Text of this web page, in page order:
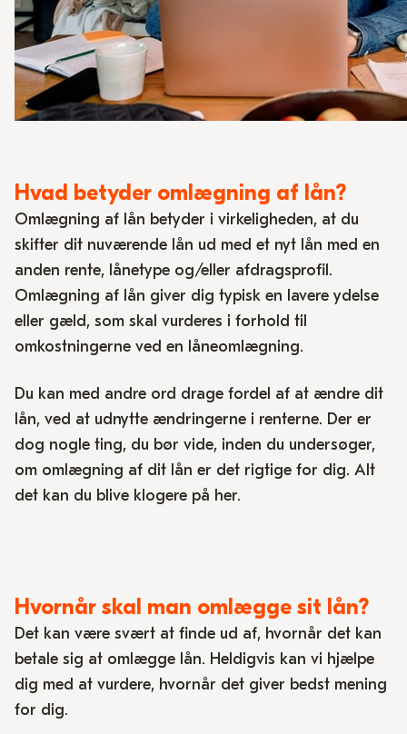
Hvad betyder omlægning af lån?
Omlægning af lån betyder i virkeligheden, at du
skifter dit nuværende lån ud med et nyt lån med en
anden rente, lånetype og/eller afdragsprofil.
Omlægning af lån giver dig typisk en lavere ydelse
eller gæld, som skal vurderes i forhold til
omkostningerne ved en låneomlægning.
Du kan med andre ord drage fordel af at ændre dit
lån, ved at udnytte ændringerne i renterne. Der er
dog nogle ting, du bør vide, inden du undersøger,
om omlægning af dit lån er det rigtige for dig. Alt
det kan du blive klogere på her.
Hvornår skal man omlægge sit lån?
Det kan være svært at finde ud af, hvornår det kan
betale sig at omlægge lån. Heldigvis kan vi hjælpe
dig med at vurdere, hvornår det giver bedst mening
for dig.